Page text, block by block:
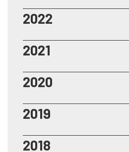
2022
2021
2020
2019
2018